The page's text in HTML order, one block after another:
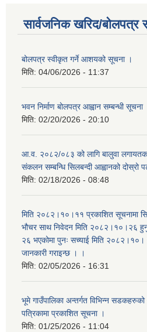
सार्वजनिक खरिद/बोलपत्र
बोलपत्र स्वीकृत गर्ने आशयको सूचना ।
मिति: 04/06/2026 - 11:37
भवन निर्माण बोलपत्र आह्वान सम्बन्धी सूचना
मिति: 02/20/2026 - 20:10
आ.व. २०८२/०८३ को लागि बालुवा
संकलन सम्बन्धि सिलबन्दी आह्वानको दोस्रो
मिति: 02/18/2026 - 08:48
मिति २०८२।१०।११ प्रकाशित सूचनामा
भौचर साथ निवेदन मिति २०८२।१०।२६
२६ भएकोमा पुनः सच्याई मिति २०८२।१०।
जानकारी गराइन्छ । ।
मिति: 02/05/2026 - 16:31
भूमे गाउँपालिका अन्तर्गत विभिन्न
पत्रिकामा प्रकाशित सूचना ।
मिति: 01/25/2026 - 11:04